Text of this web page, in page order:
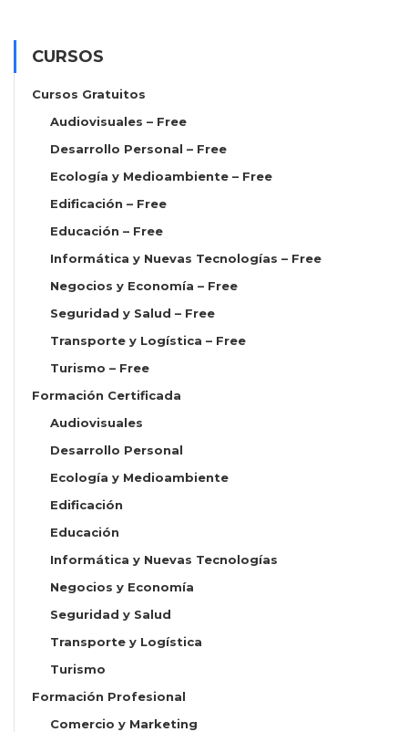
CURSOS
Cursos Gratuitos
Audiovisuales – Free
Desarrollo Personal – Free
Ecología y Medioambiente – Free
Edificación – Free
Educación – Free
Informática y Nuevas Tecnologías – Free
Negocios y Economía – Free
Seguridad y Salud – Free
Transporte y Logística – Free
Turismo – Free
Formación Certificada
Audiovisuales
Desarrollo Personal
Ecología y Medioambiente
Edificación
Educación
Informática y Nuevas Tecnologías
Negocios y Economía
Seguridad y Salud
Transporte y Logística
Turismo
Formación Profesional
Comercio y Marketing